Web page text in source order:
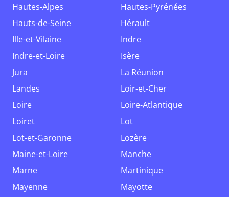
Hautes-Alpes
Hautes-Pyrénées
Hauts-de-Seine
Hérault
Ille-et-Vilaine
Indre
Indre-et-Loire
Isère
Jura
La Réunion
Landes
Loir-et-Cher
Loire
Loire-Atlantique
Loiret
Lot
Lot-et-Garonne
Lozère
Maine-et-Loire
Manche
Marne
Martinique
Mayenne
Mayotte